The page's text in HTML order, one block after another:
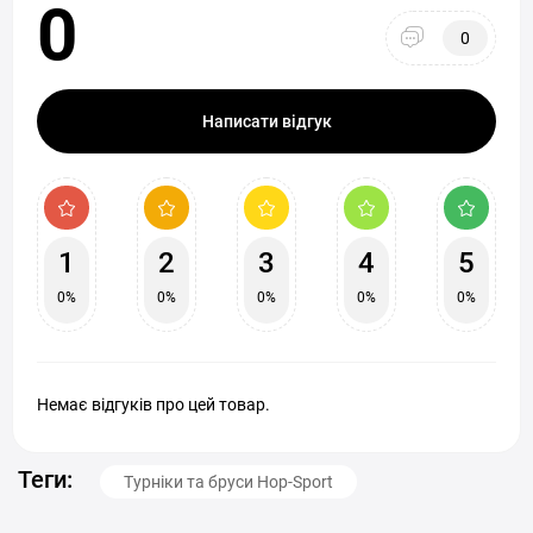
0 0
Написати відгук
1
0%
2
0%
3
0%
4
0%
5
0%
Немає відгуків про цей товар.
Теги: Турніки та бруси Hop-Sport